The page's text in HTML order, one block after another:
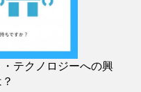
・テクノロジーへの興